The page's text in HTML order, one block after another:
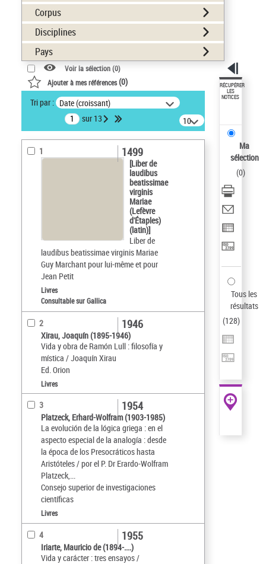
Corpus
Disciplines
Pays
Voir la sélection (0)
Ajouter à mes références(0)
Tri par : Date (croissant)
sur 13
10
résultats/page
1
[Liber de
laudibus
beatissimae
virginis
Mariae
(Lefèvre
d'Étaples)
(latin)]
Liber de
laudibus beatissimae virginis Mariae
Guy Marchant pour lui-même et pour
Jean Petit
1499
Livres
Consultable sur Gallica
2
Xirau, Joaquín (1895-1946)
Vida y obra de Ramón Lull : filosofía y
mística / Joaquín Xirau
Ed. Orion
1946
Livres
3
Platzeck, Erhard-Wolfram (1903-1985)
La evolución de la lógica griega : en el
aspecto especial de la analogía : desde
la época de los Presocráticos hasta
Aristóteles / por el P. Dr Erardo-Wolfram
Platzeck,...
Consejo superior de investigaciones
científicas
1954
Livres
4
Iriarte, Mauricio de (1894-....)
Vida y carácter : tres ensayos /
1955
RÉCUPÉRER
LES
NOTICES
Ma
sélection
(0)
Tous les
résultats
(128)